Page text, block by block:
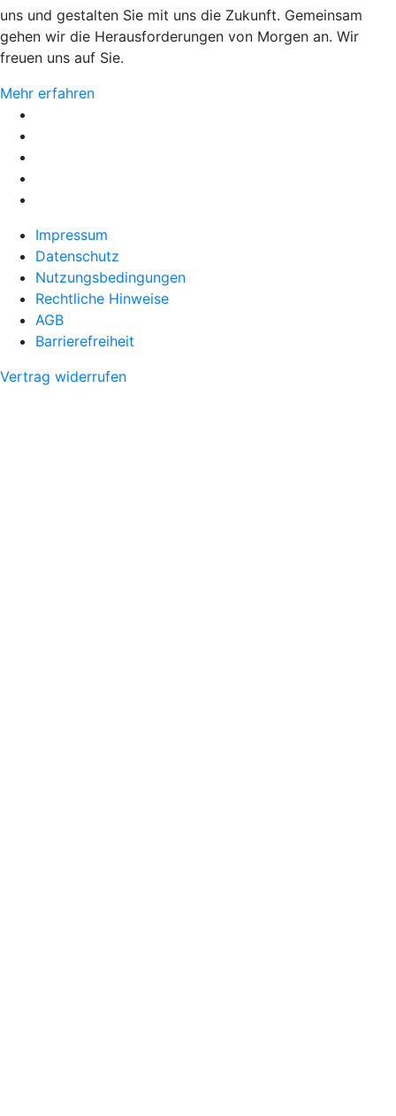
uns und gestalten Sie mit uns die Zukunft. Gemeinsam
gehen wir die Herausforderungen von Morgen an. Wir
freuen uns auf Sie.
Mehr erfahren
Impressum
Datenschutz
Nutzungsbedingungen
Rechtliche Hinweise
AGB
Barrierefreiheit
Vertrag widerrufen